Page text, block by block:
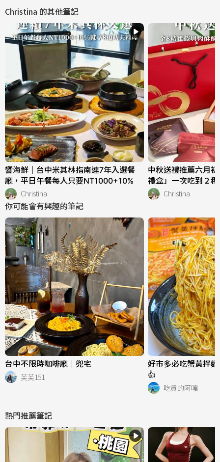
Christina 的其他筆記
響海鮮｜台中米其林指南連7年入選餐
廳，平日午餐每人只要NT1000+10%
Christina
中秋送禮推薦六月
禮盒」一次吃到２
Christina
你可能會有興趣的筆記
台中不限時咖啡廳｜兜宅
芙芙151
好市多必吃蟹黃拌
👍
吃貨的阿嘎
熱門推薦筆記